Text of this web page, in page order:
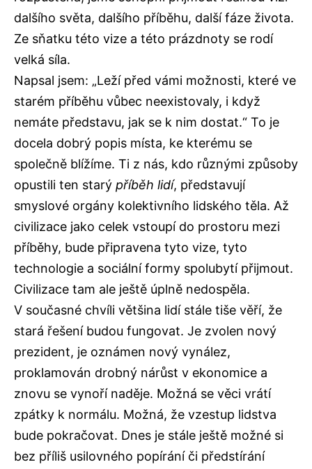
dalšího světa, dalšího příběhu, další fáze života.
Ze sňatku této vize a této prázdnoty se rodí
velká síla.
Napsal jsem: „Leží před vámi možnosti, které ve
starém příběhu vůbec neexistovaly, i když
nemáte představu, jak se k nim dostat.“ To je
docela dobrý popis místa, ke kterému se
společně blížíme. Ti z nás, kdo různými způsoby
opustili ten starý příběh lidí, představují
smyslové orgány kolektivního lidského těla. Až
civilizace jako celek vstoupí do prostoru mezi
příběhy, bude připravena tyto vize, tyto
technologie a sociální formy spolubytí přijmout.
Civilizace tam ale ještě úplně nedospěla.
V současné chvíli většina lidí stále tiše věří, že
stará řešení budou fungovat. Je zvolen nový
prezident, je oznámen nový vynález,
proklamován drobný nárůst v ekonomice a
znovu se vynoří naděje. Možná se věci vrátí
zpátky k normálu. Možná, že vzestup lidstva
bude pokračovat. Dnes je stále ještě možné si
bez příliš usilovného popírání či předstírání